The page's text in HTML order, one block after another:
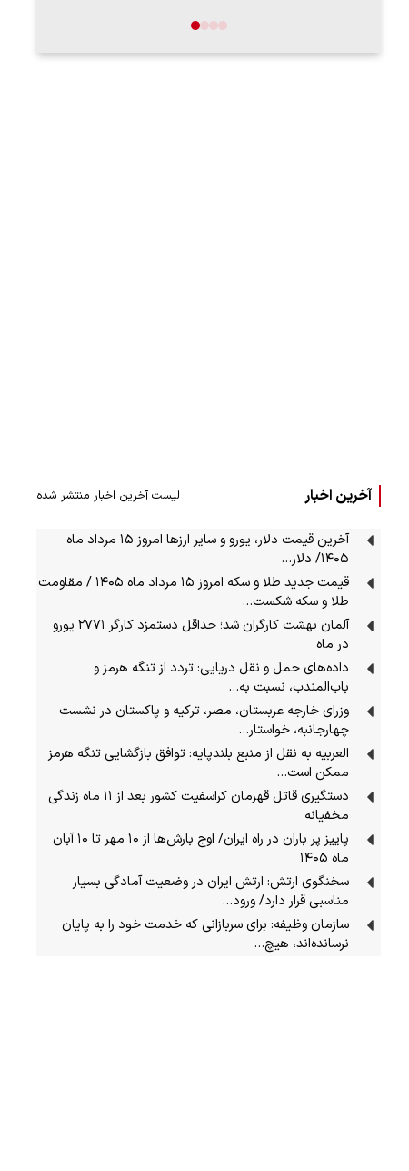
آخرین اخبار لیست آخرین اخبار منتشر شده
آخرین قیمت دلار، یورو و سایر ارزها امروز ۱۵ مرداد ماه
۱۴۰۵/ دلار…
قیمت جدید طلا و سکه امروز ۱۵ مرداد ماه ۱۴۰۵ / مقاومت
طلا و سکه شکست…
آلمان بهشت کارگران شد؛ حداقل دستمزد کارگر ۲۷۷۱ یورو
در ماه
داده‌های حمل‌ و نقل دریایی: تردد از تنگه‌ هرمز و
باب‌المندب، نسبت به…
وزرای خارجه عربستان، مصر، ترکیه و پاکستان در نشست
چهارجانبه، خواستار…
العربیه به نقل از منبع بلندپایه: توافق بازگشایی تنگه هرمز
ممکن است…
دستگیری قاتل قهرمان کراسفیت کشور بعد از ۱۱ ماه زندگی
مخفیانه
پاییز پر باران در راه ایران/ اوج بارش‌ها از ۱۰ مهر تا ۱۰ آبان
ماه ۱۴۰۵
سخنگوی ارتش: ارتش ایران در وضعیت آمادگی بسیار
مناسبی قرار دارد/ ورود…
سازمان وظیفه: برای سربازانی که خدمت خود را به پایان
نرسانده‌اند، هیچ…